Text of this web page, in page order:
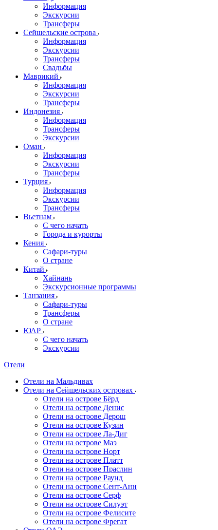
Информация
Экскурсии
Трансферы
Сейшельские острова
Информация
Экскурсии
Трансферы
Свадьбы
Маврикий
Информация
Экскурсии
Трансферы
Индонезия
Информация
Трансферы
Экскурсии
Оман
Информация
Экскурсии
Трансферы
Турция
Информация
Экскурсии
Трансферы
Вьетнам
С чего начать
Города и курорты
Кения
Сафари-туры
О стране
Китай
Хайнань
Экскурсионные программы
Танзания
Сафари-туры
Трансферы
О стране
ЮАР
С чего начать
Экскурсии
Отели
Отели на Мальдивах
Отели на Сейшельских островах
Отели на острове Бёрд
Отели на острове Денис
Отели на острове Дерош
Отели на острове Кузин
Отели на острове Ла-Диг
Отели на острове Маэ
Отели на острове Норт
Отели на острове Платт
Отели на острове Праслин
Отели на острове Раунд
Отели на острове Сент-Анн
Отели на острове Серф
Отели на острове Силуэт
Отели на острове Фелисите
Отели на острове Фрегат